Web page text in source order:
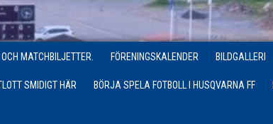
MATCHBILJETTER. FÖRENINGSKALENDER BILDGALLERI
SMIDIGT HÄR BÖRJA SPELA FOTBOLL I HUSQVARNA FF